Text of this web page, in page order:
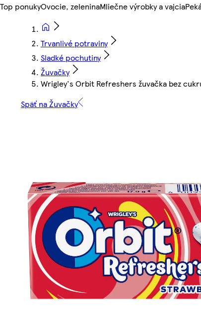
Top ponukyOvocie, zeleninaMliečne výrobky a vajcia
Trvanlivé potraviny
Sladké pochutiny
Žuvačky
Wrigley's Orbit Refreshers žuvačka bez
Späť na Žuvačky